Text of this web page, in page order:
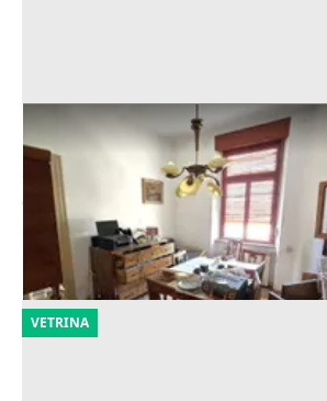
Asta Tribunale di Udine -
secondo con cantina
Cervignano del Friuli (Udine)
Offerta minima
33.750 €
22/09/2026
VETRINA